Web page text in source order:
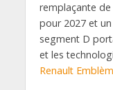
remplaçante de
pour 2027 et
segment D
et les
Renault